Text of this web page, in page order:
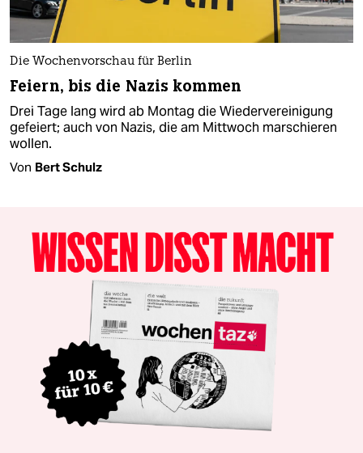
Die Wochenvorschau für Berlin
Feiern, bis die Nazis kommen
Drei Tage lang wird ab Montag die Wiedervereinigung
gefeiert; auch von Nazis, die am Mittwoch marschieren
wollen.
Von Bert Schulz